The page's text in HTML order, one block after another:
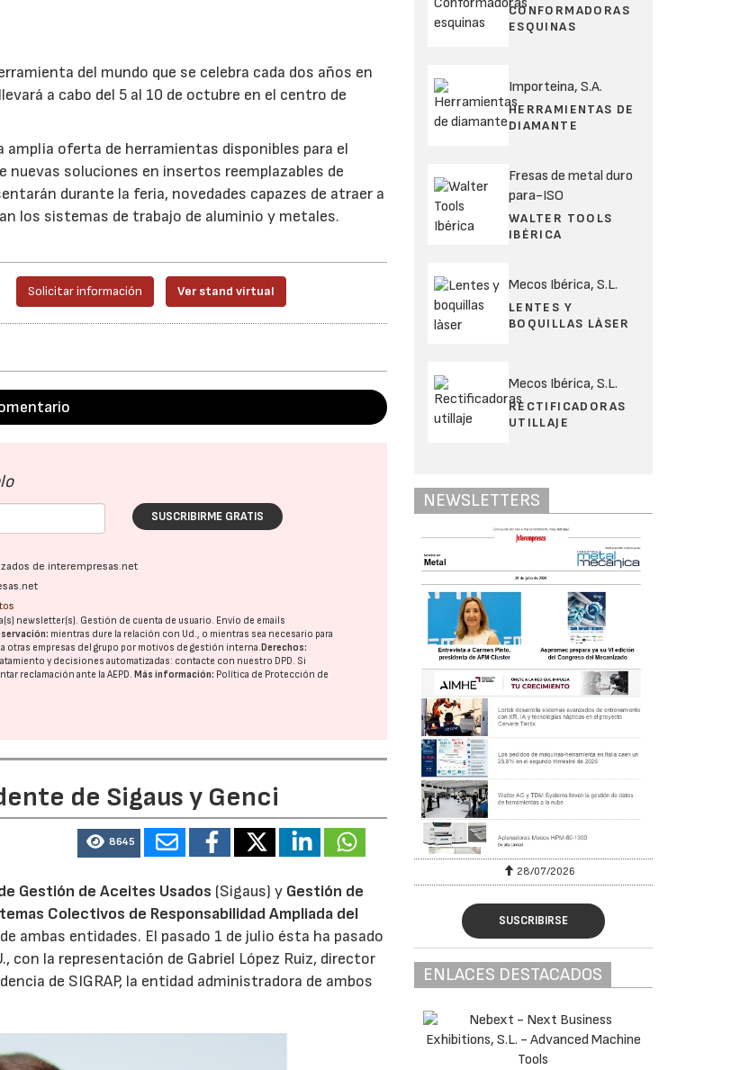
del mundo que se celebra cada dos años en
a cabo del 5 al 10 de octubre en el centro de
oferta de herramientas disponibles para el
soluciones en insertos reemplazables de
durante la feria, novedades capazes de atraer a
los sistemas de trabajo de aluminio y metales.
Solicitar información Ver stand virtual
SUSCRIBIRME GRATIS
de interempresas.net
newsletter(s). Gestión de cuenta de usuario. Envío de emails
mientras dure la relación con Ud., o mientras sea necesario para
otras empresas del grupo por motivos de gestión interna.Derechos:
y decisiones automatizadas: contacte con nuestro DPD. Si
reclamación ante laAEPD.Más información: Política de Protección de
de Sigaus y Genci
8645
Gestión de Aceites Usados (Sigaus) y Gestión de
Colectivos de Responsabilidad Ampliada del
ambas entidades. El pasado 1 de julio ésta ha pasado
con la representación de Gabriel López Ruiz, director
de SIGRAP, la entidad administradora de ambos
CONFORMADORAS
ESQUINAS
Importeina, S.A.
HERRAMIENTAS DE
DIAMANTE
Fresas de metal duro
para-ISO
WALTER TOOLS
IBÉRICA
Mecos Ibérica, S.L.
LENTES Y
BOQUILLAS LÀSER
Mecos Ibérica, S.L.
RECTIFICADORAS
UTILLAJE
NEWSLETTERS
28/07/2026
SUSCRIBIRSE
ENLACES DESTACADOS